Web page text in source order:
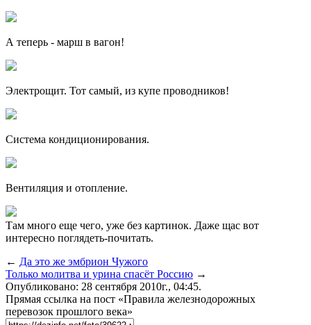
А теперь - марш в вагон!
Электрощит. Тот самый, из купе проводников!
Система кондиционирования.
Вентиляция и отопление.
Там много еще чего, уже без картинок. Даже щас вот
интересно поглядеть-почитать.
← Да это же эмбрион Чужого
Только молитва и урина спасёт Россию →
Опубликовано: 28 сентября 2010г., 04:45.
Прямая ссылка на пост «Правила железнодорожных
перевозок прошлого века»